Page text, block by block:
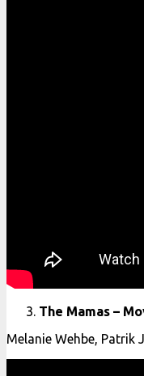
The Mamas –
Melanie Wehbe, Patrik